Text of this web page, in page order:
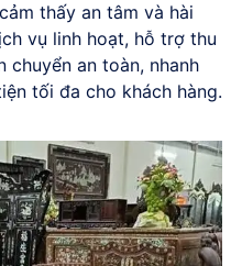
thấy an tâm và hài
vụ linh hoạt, hỗ trợ thu
chuyển an toàn, nhanh
tối đa cho khách hàng.